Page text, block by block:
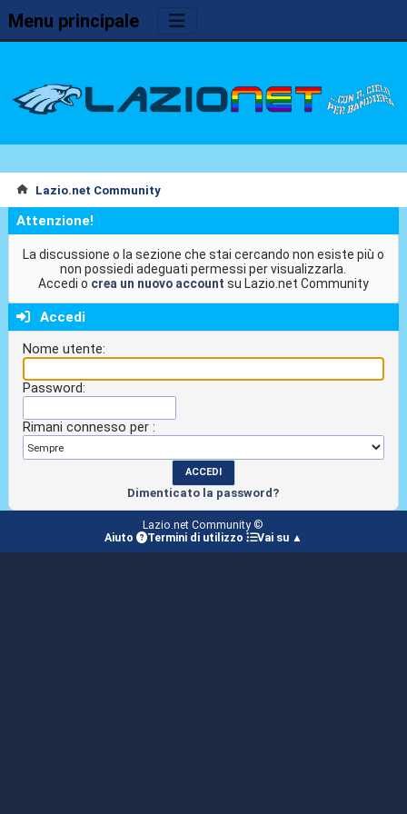
Menu principale
Lazio.net Community
Attenzione!
La discussione o la sezione che stai cercando non esiste più o
non possiedi adeguati permessi per visualizzarla.
Accedi o crea un nuovo account su Lazio.net Community
Accedi
Nome utente:
Password:
Rimani connesso per :
Dimenticato la password?
Lazio.net Community ©
Aiuto
Termini di utilizzo Vai su ▲